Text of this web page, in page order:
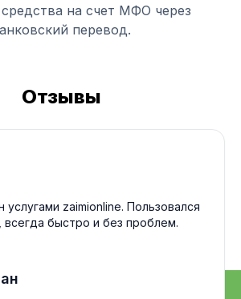
на счет МФО через
перевод.
Отзывы
zaimionline. Пользовался
всегда быстро и без проблем.